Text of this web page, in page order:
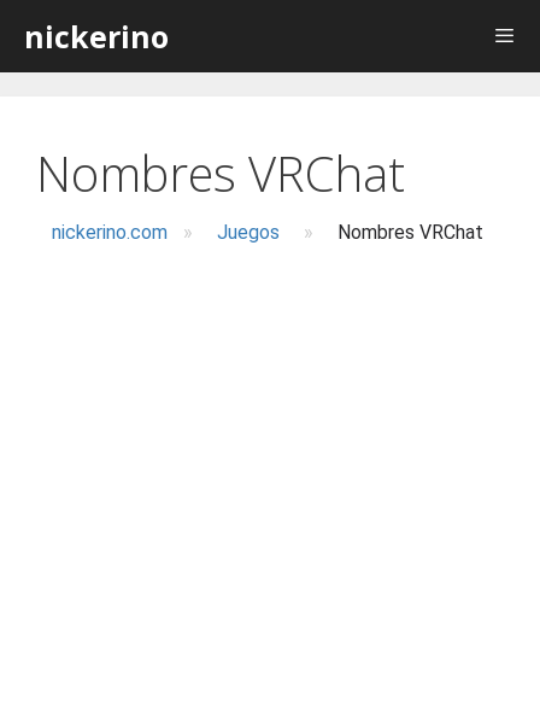
contenido
nickerino
Nombres VRChat
nickerino.com » Juegos » Nombres VRChat